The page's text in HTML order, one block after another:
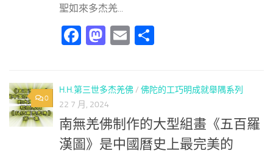
聖如來多杰羌...
Facebook
Mastodon
Email
0
H.H.第三世多杰羌佛/ 佛陀的工巧明成就舉隅系列
22 7 月, 2024
南無羌佛制作的大型組畫《五百羅
漢圖》是中國曆史上最完美的